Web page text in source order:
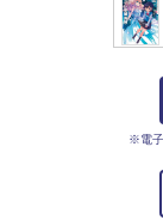
※電子